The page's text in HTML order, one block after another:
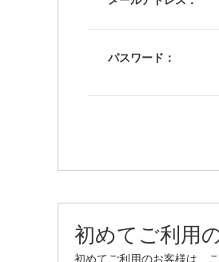
パスワード：
初めてご利用
初めてご利用のお客様は、